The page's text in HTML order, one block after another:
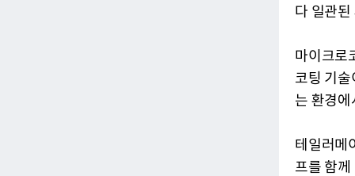
다 일관
마이크로
코팅 기
는 환경
테일러메
프를 함